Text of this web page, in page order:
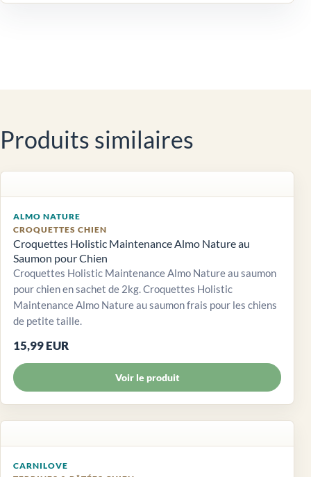
Produits similaires
ALMO NATURE
CROQUETTES CHIEN
Croquettes Holistic Maintenance Almo Nature au
Saumon pour Chien
Croquettes Holistic Maintenance Almo Nature au saumon
pour chien en sachet de 2kg. Croquettes Holistic
Maintenance Almo Nature au saumon frais pour les chiens
de petite taille.
15,99 EUR
Voir le produit
CARNILOVE